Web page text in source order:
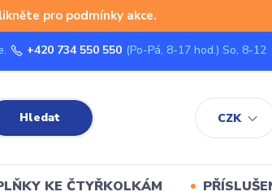
pro podmínky akce.
CZK
Hledat
+420 734 550 550 (Po-Pá, 8-17 hod.) So, 8-12
KE ČTYŘKOLKÁM